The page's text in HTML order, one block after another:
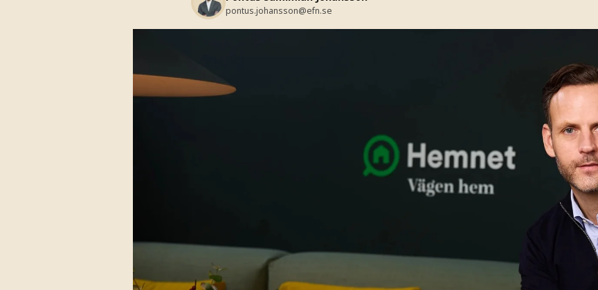
pontus.johansson@efn.se